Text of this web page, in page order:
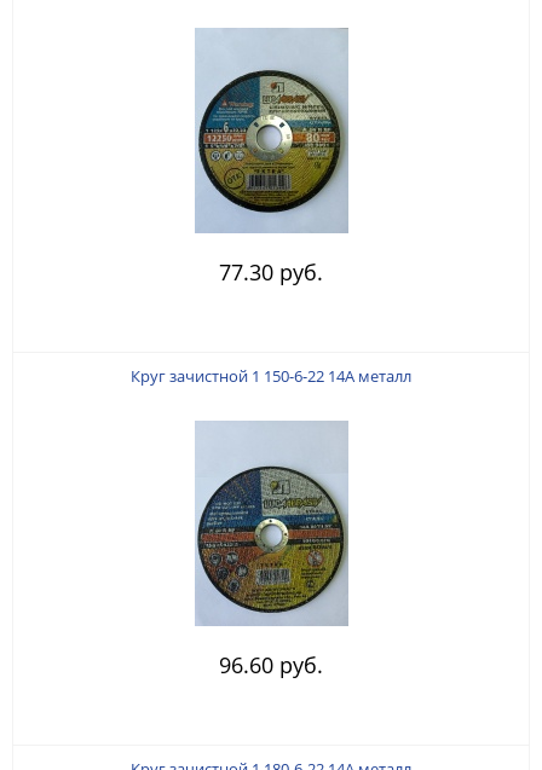
77.30 руб.
Круг зачистной 1 150-6-22 14А металл
96.60 руб.